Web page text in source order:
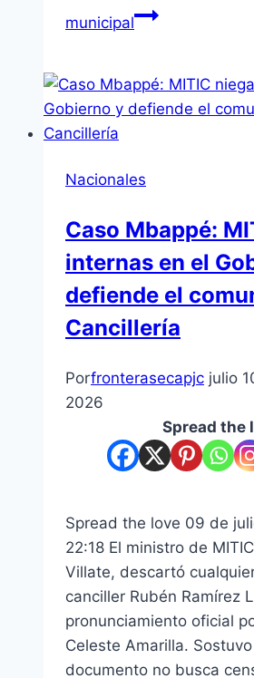
municipal
Nacionales
Caso Mbappé:
internas en el
defiende el
Cancillería
Porfronterasecapjc julio
2026
Spread the
Spread the love 09 de
22:18 El ministro de
Villate, descartó
canciller Rubén Ramírez
pronunciamiento oficial
Celeste Amarilla.
documento no busca